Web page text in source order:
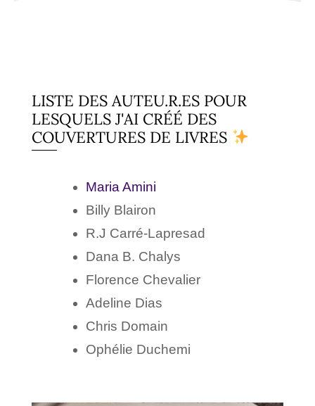
LISTE DES AUTEU.R.ES POUR
LESQUELS J'AI CRÉÉ DES
COUVERTURES DE LIVRES
Maria Amini
Billy Blairon
R.J Carré-Lapresad
Dana B. Chalys
Florence Chevalier
Adeline Dias
Chris Domain
Ophélie Duchemi